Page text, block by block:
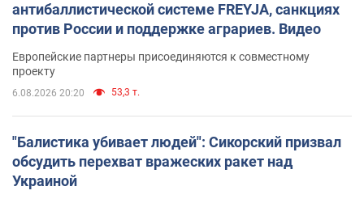
антибаллистической системе FREYJA, санкциях
против России и поддержке аграриев. Видео
Европейские партнеры присоединяются к совместному
проекту
6.08.2026 20:20 53,3 т.
"Балистика убивает людей": Сикорский призвал
обсудить перехват вражеских ракет над
Украиной